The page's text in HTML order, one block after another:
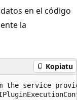
en el código
la
Kopiatu
the service